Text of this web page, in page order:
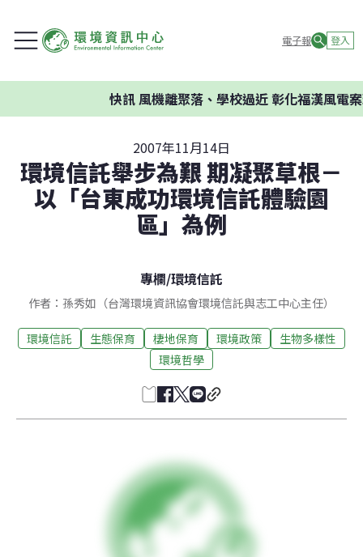
電子報 登入
快訊風機離聚落、學校過近 彰化福漢風電案環
2007年11月14日
環境信託舉步為艱 期凝聚草根－
以「台東成功環境信託體驗園
區」為例
專欄/環境信託
作者：孫秀如（台灣環境資訊協會環境信託與志工中心主任）
環境信託 生態保育 棲地保育 環境政策
生物多樣性
環境哲學